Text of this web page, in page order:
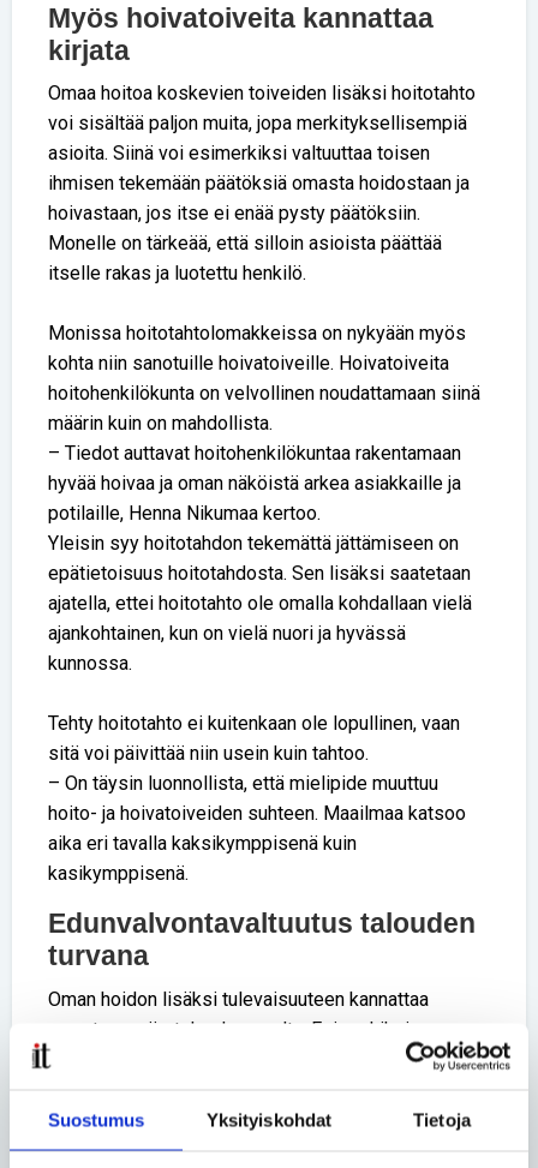
Suostumus Yksityiskohdat Tietoja
Myös hoivatoiveita kannattaa
kirjata
Omaa hoitoa koskevien toiveiden lisäksi hoitotahto
voi sisältää paljon muita, jopa merkityksellisempiä
asioita. Siinä voi esimerkiksi valtuuttaa toisen
ihmisen tekemään päätöksiä omasta hoidostaan ja
hoivastaan, jos itse ei enää pysty päätöksiin.
Monelle on tärkeää, että silloin asioista päättää
itselle rakas ja luotettu henkilö.
Monissa hoitotahtolomakkeissa on nykyään myös
kohta niin sanotuille hoivatoiveille. Hoivatoiveita
hoitohenkilökunta on velvollinen noudattamaan siinä
määrin kuin on mahdollista.
– Tiedot auttavat hoitohenkilökuntaa rakentamaan
hyvää hoivaa ja oman näköistä arkea asiakkaille ja
potilaille, Henna Nikumaa kertoo.
Yleisin syy hoitotahdon tekemättä jättämiseen on
epätietoisuus hoitotahdosta. Sen lisäksi saatetaan
ajatella, ettei hoitotahto ole omalla kohdallaan vielä
ajankohtainen, kun on vielä nuori ja hyvässä
kunnossa.
Tehty hoitotahto ei kuitenkaan ole lopullinen, vaan
sitä voi päivittää niin usein kuin tahtoo.
– On täysin luonnollista, että mielipide muuttuu
hoito- ja hoivatoiveiden suhteen. Maailmaa katsoo
aika eri tavalla kaksikymppisenä kuin
kasikymppisenä.
Edunvalvontavaltuutus talouden
turvana
Oman hoidon lisäksi tulevaisuuteen kannattaa
varautua myös talouden osalta. Esimerkiksi
pankkiasioita ei puoliso tai muut omaiset voi hoitaa
Edunvalvontavaltuutus on asiakirja, jolla määritetään,